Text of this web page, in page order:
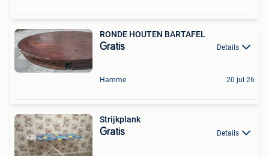
RONDE HOUTEN BARTAFEL
Gratis Details
Hamme 20 jul 26
Strijkplank
Gratis Details